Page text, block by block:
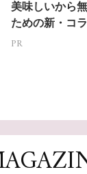
美味しいから
ための新・コ
PR